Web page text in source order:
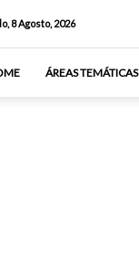
8 Agosto, 2026
ÁREAS TEMÁTICAS